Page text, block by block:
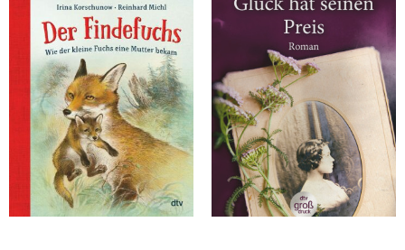
Korschunow, Irina
Der Findefuchs - Wie der kleine
Fuchs eine Mutter bekam
Korschunow, Irina
Glück hat seinen Preis, Großdruck